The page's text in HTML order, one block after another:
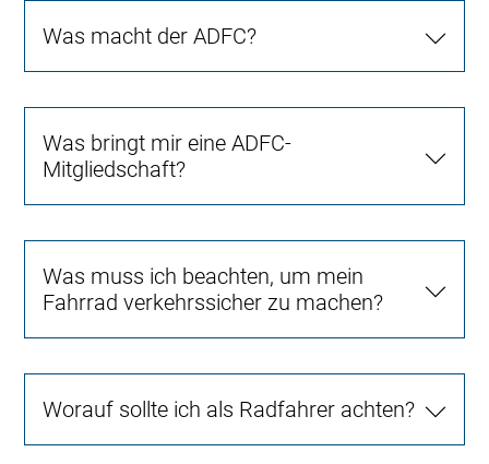
Was macht der ADFC?
Was bringt mir eine ADFC-
Mitgliedschaft?
Was muss ich beachten, um mein
Fahrrad verkehrssicher zu machen?
Worauf sollte ich als Radfahrer achten?